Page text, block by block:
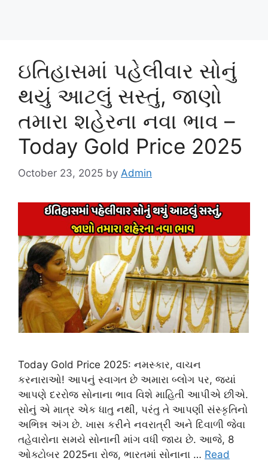
ઇતિહાસમાં પહેલીવાર સોનું
થયું આટલું સસ્તું, જાણો
તમારા શહેરના નવા ભાવ –
Today Gold Price 2025
October 23, 2025 by Admin
Today Gold Price 2025: નમસ્કાર, વાચન
કરનારાઓ! આપનું સ્વાગત છે અમારા બ્લોગ પર, જ્યાં
આપણે દરરોજ સોનાના ભાવ વિશે માહિતી આપીએ છીએ.
સોનું એ માત્ર એક ધાતુ નથી, પરંતુ તે આપણી સંસ્કૃતિનો
અભિન્ન અંગ છે. ખાસ કરીને નવરાત્રી અને દિવાળી જેવા
તહેવારોના સમયે સોનાની માંગ વધી જાય છે. આજે, 8
ઓક્ટોબર 2025ના રોજ, ભારતમાં સોનાના … Read